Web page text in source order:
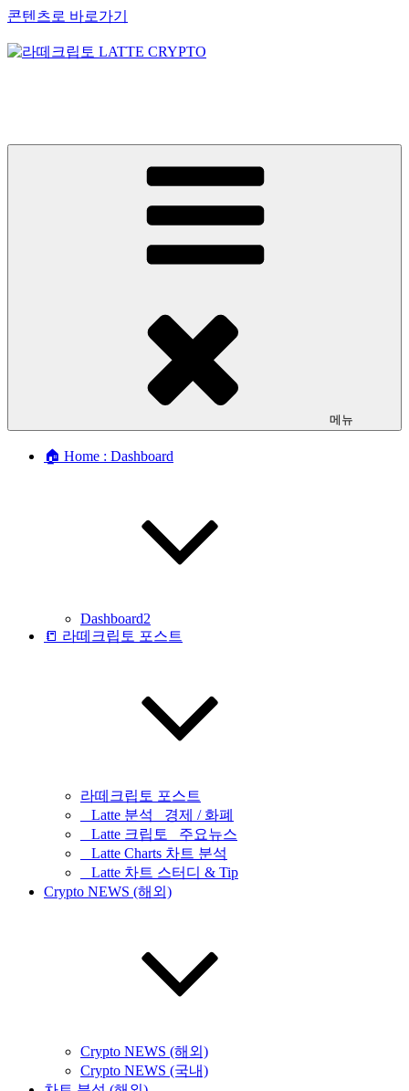
콘텐츠로 바로가기
메뉴
🏠 Home : Dashboard
Dashboard2
📒 라떼크립토 포스트
라떼크립토 포스트
_ Latte 분석 _경제 / 화폐
_ Latte 크립토 _주요뉴스
_ Latte Charts 차트 분석
_ Latte 차트 스터디 & Tip
Crypto NEWS (해외)
Crypto NEWS (해외)
Crypto NEWS (국내)